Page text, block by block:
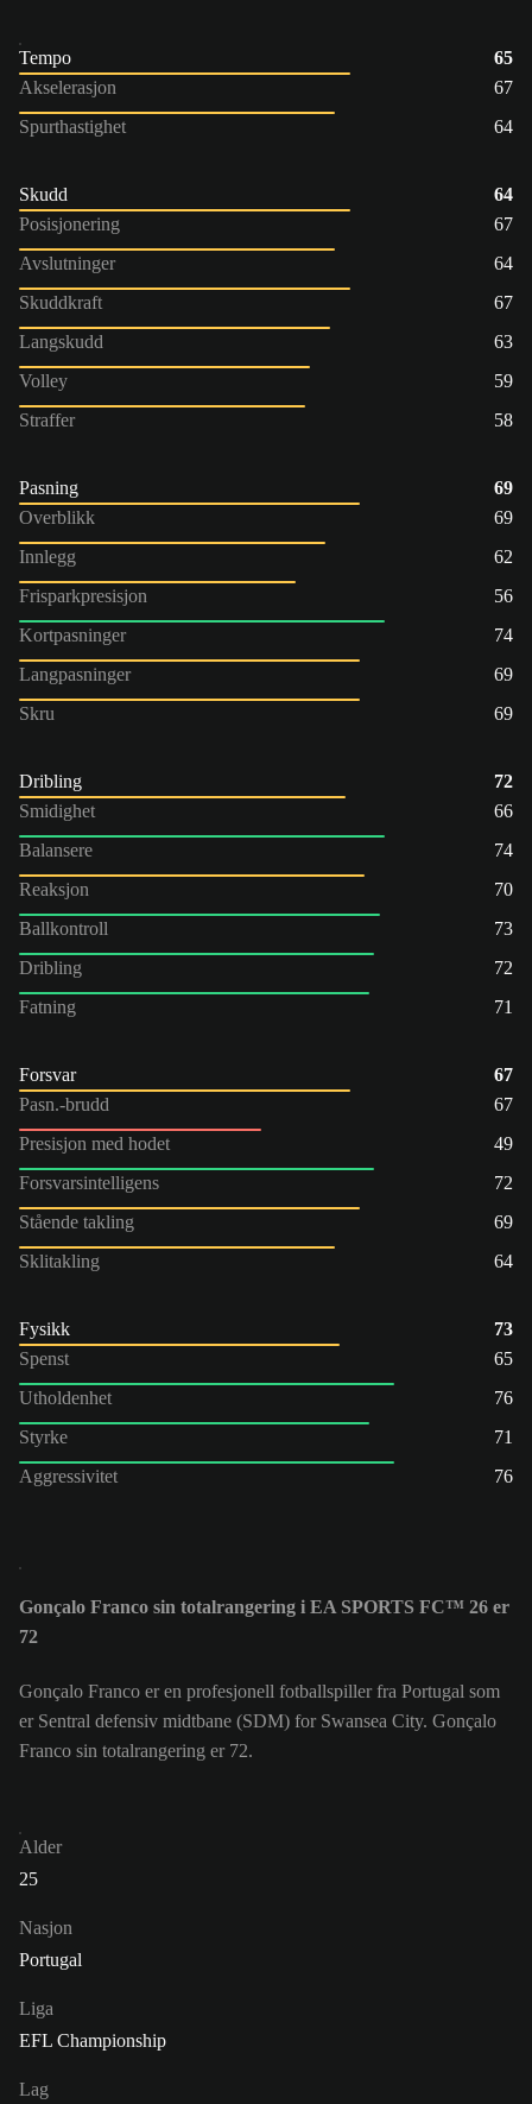
Tempo
65
Akselerasjon
67
Spurthastighet
64
Skudd
64
Posisjonering
67
Avslutninger
64
Skuddkraft
67
Langskudd
63
Volley
59
Straffer
58
Pasning
69
Overblikk
69
Innlegg
62
Frisparkpresisjon
56
Kortpasninger
74
Langpasninger
69
Skru
69
Dribling
72
Smidighet
66
Balansere
74
Reaksjon
70
Ballkontroll
73
Dribling
72
Fatning
71
Forsvar
67
Pasn.-brudd
67
Presisjon med hodet
49
Forsvarsintelligens
72
Stående takling
69
Sklitakling
64
Fysikk
73
Spenst
65
Utholdenhet
76
Styrke
71
Aggressivitet
76
Gonçalo Franco sin totalrangering i EA SPORTS FC™ 26 er
72
Gonçalo Franco er en profesjonell fotballspiller fra Portugal som
er Sentral defensiv midtbane (SDM) for Swansea City. Gonçalo
Franco sin totalrangering er 72.
Alder
25
Nasjon
Portugal
Liga
EFL Championship
Lag